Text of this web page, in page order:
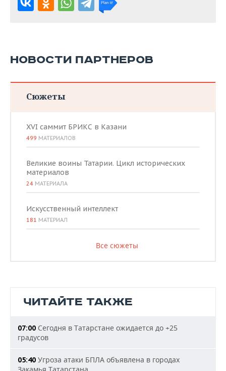
НОВОСТИ ПАРТНЕРОВ
Сюжеты
XVI саммит БРИКС в Казани
499 МАТЕРИАЛОВ
Великие воины Татарии. Цикл исторических
материалов
24 МАТЕРИАЛА
Искусственный интеллект
181 МАТЕРИАЛ
Все сюжеты
ЧИТАЙТЕ ТАКЖЕ
07:00 Сегодня в Татарстане ожидается до +25
градусов
05:40 Угроза атаки БПЛА объявлена в городах